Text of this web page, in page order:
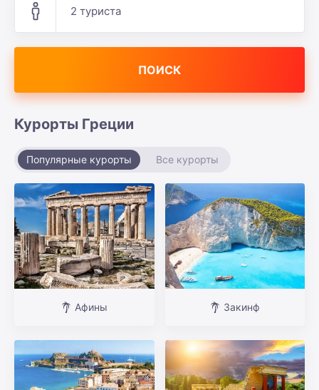
2 туриста
ПОИСК
Курорты Греции
Популярные курорты Все курорты
Афины Закинф